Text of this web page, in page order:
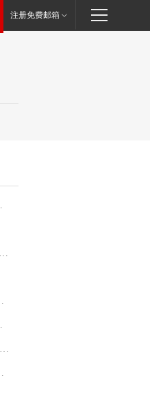
注册免费邮箱